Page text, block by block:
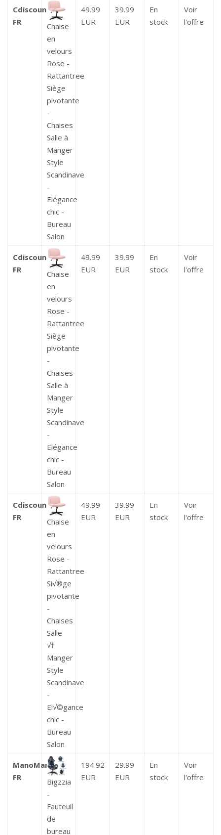
Cdiscount
FR
Chaise
en
velours
Rose -
Rattantree
Siège
pivotante
-
Chaises
Salle à
Manger
Style
Scandinave
-
Elégance
chic -
Bureau
Salon
49.99
EUR
39.99
EUR
En
stock
Voir
l'offre
Cdiscount
FR
Chaise
en
velours
Rose -
Rattantree
Siège
pivotante
-
Chaises
Salle à
Manger
Style
Scandinave
-
Elégance
chic -
Bureau
Salon
49.99
EUR
39.99
EUR
En
stock
Voir
l'offre
Cdiscount
FR
Chaise
en
velours
Rose -
Rattantree
Si√®ge
pivotante
-
Chaises
Salle
√†
Manger
Style
Scandinave
-
El√©gance
chic -
Bureau
Salon
49.99
EUR
39.99
EUR
En
stock
Voir
l'offre
ManoMano
FR
Bigzzia
-
Fauteuil
de
bureau
194.92
EUR
29.99
EUR
En
stock
Voir
l'offre